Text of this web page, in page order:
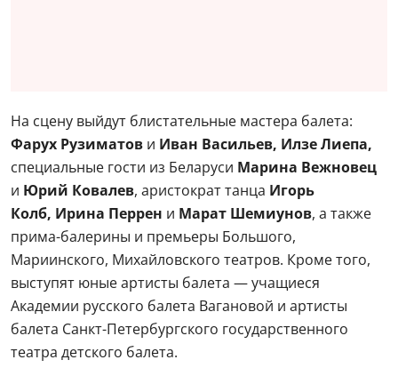
На сцену выйдут блистательные мастера балета:
Фарух Рузиматов и Иван Васильев, Илзе Лиепа,
специальные гости из Беларуси Марина Вежновец
и Юрий Ковалев, аристократ танца Игорь
Колб, Ирина Перрен и Марат Шемиунов, а также
прима-балерины и премьеры Большого,
Мариинского, Михайловского театров. Кроме того,
выступят юные артисты балета — учащиеся
Академии русского балета Вагановой и артисты
балета Санкт-Петербургского государственного
театра детского балета.